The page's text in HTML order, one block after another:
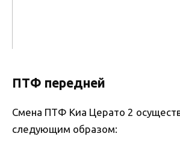
ПТФ передней
Смена ПТФ Киа Церато 2
следующим образом: